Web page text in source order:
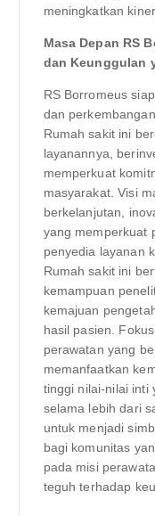
meningkatkan
Masa Depan RS
dan Keunggulan
RS Borromeus
dan
Rumah sakit ini
layanannya,
memperkuat
masyarakat. Visi
berkelanjutan,
yang memperkuat
penyedia layanan
Rumah sakit ini
kemampuan
kemajuan
hasil pasien.
perawatan yang
memanfaatkan
tinggi nilai-nilai inti
selama lebih dari
untuk menjadi
bagi komunitas
pada misi
teguh terhadap